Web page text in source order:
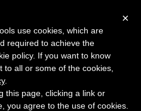
del mondo
×
use cookies, which are
required to achieve the
policy. If you want to know
all or some of the cookies,
.
this page, clicking a link or
you agree to the use of cookies.